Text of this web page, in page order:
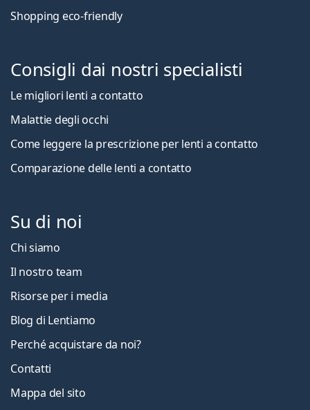
Shopping eco-friendly
Consigli dai nostri specialisti
Le migliori lenti a contatto
Malattie degli occhi
Come leggere la prescrizione per lenti a contatto
Comparazione delle lenti a contatto
Su di noi
Chi siamo
Il nostro team
Risorse per i media
Blog di Lentiamo
Perché acquistare da noi?
Contatti
Mappa del sito